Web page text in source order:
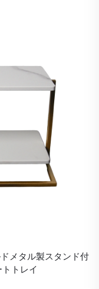
メタル製スタンド付
トレイ